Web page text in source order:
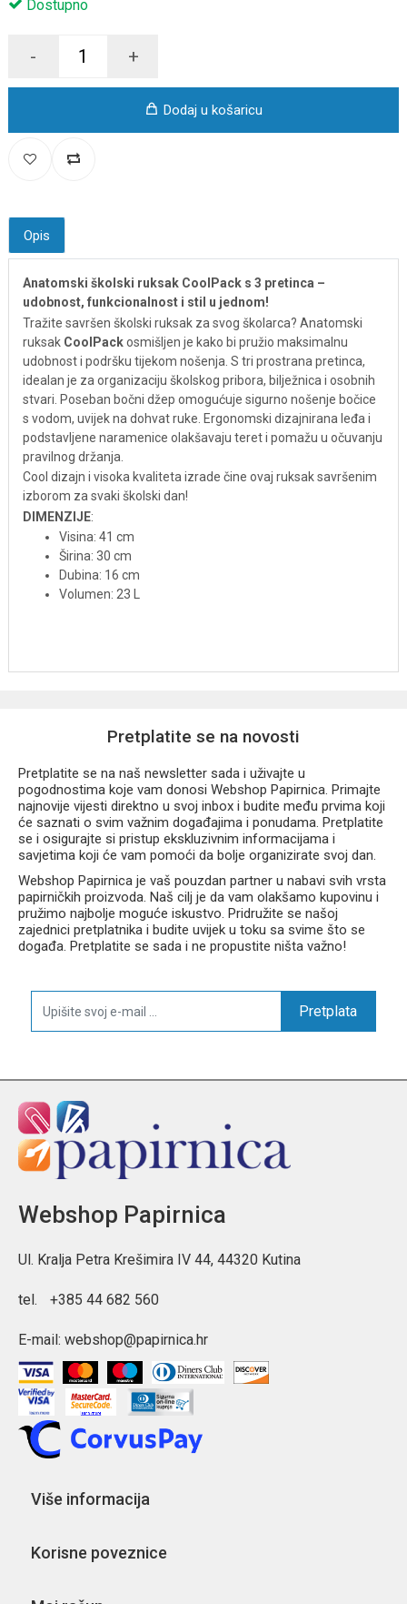
Dostupno
- +
Dodaj u košaricu
Opis
Anatomski školski ruksak CoolPack s 3 pretinca –
udobnost, funkcionalnost i stil u jednom!
Tražite savršen školski ruksak za svog školarca? Anatomski
ruksak CoolPackosmišljen je kako bi pružio maksimalnu
udobnost i podršku tijekom nošenja. S tri prostrana pretinca,
idealan je za organizaciju školskog pribora, bilježnica i osobnih
stvari. Poseban bočni džep omogućuje sigurno nošenje bočice
s vodom, uvijek na dohvat ruke. Ergonomski dizajnirana leđa i
podstavljene naramenice olakšavaju teret i pomažu u očuvanju
pravilnog držanja.
Cool dizajn i visoka kvaliteta izrade čine ovaj ruksak savršenim
izborom za svaki školski dan!
DIMENZIJE:
Visina: 41 cm
Širina: 30 cm
Dubina: 16 cm
Volumen: 23 L
Pretplatite se na novosti
Pretplatite se na naš newsletter sada i uživajte u
pogodnostima koje vam donosi Webshop Papirnica. Primajte
najnovije vijesti direktno u svoj inbox i budite među prvima koji
će saznati o svim važnim događajima i ponudama. Pretplatite
se i osigurajte si pristup ekskluzivnim informacijama i
savjetima koji će vam pomoći da bolje organizirate svoj dan.
Webshop Papirnica je vaš pouzdan partner u nabavi svih vrsta
papirničkih proizvoda. Naš cilj je da vam olakšamo kupovinu i
pružimo najbolje moguće iskustvo. Pridružite se našoj
zajednici pretplatnika i budite uvijek u toku sa svime što se
događa. Pretplatite se sada i ne propustite ništa važno!
Pretplata
Webshop Papirnica
Ul. Kralja Petra Krešimira IV 44, 44320 Kutina
tel. +385 44 682 560
E-mail: webshop@papirnica.hr
Više informacija
Korisne poveznice